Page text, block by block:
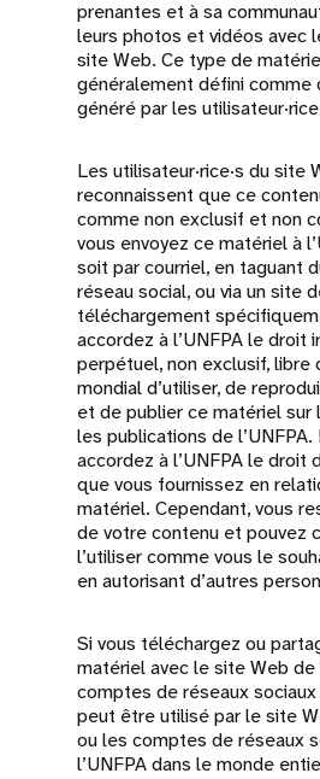
prenantes et à sa
leurs photos et vidéos avec
site Web. Ce type de
généralement défini comme
généré par les
Les utilisateur·rice·s du site
reconnaissent que ce
comme non exclusif et non
vous envoyez ce matériel à
soit par courriel, en taguant
réseau social, ou via un site
téléchargement
accordez à l’UNFPA le droit
perpétuel, non exclusif, libre
mondial d’utiliser, de
et de publier ce matériel sur
les publications de l’UNFPA.
accordez à l’UNFPA le droit
que vous fournissez en
matériel. Cependant, vous
de votre contenu et pouvez
l’utiliser comme vous le
en autorisant d’autres
Si vous téléchargez ou
matériel avec le site Web de
comptes de réseaux sociaux
peut être utilisé par le site
ou les comptes de réseaux
l’UNFPA dans le monde